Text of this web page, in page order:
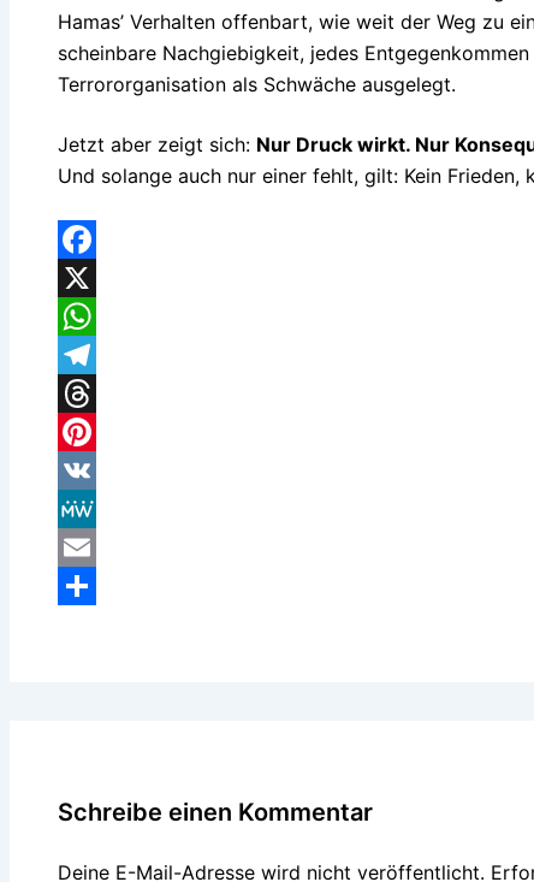
Hamas’ Verhalten offenbart, wie weit der Weg zu
scheinbare Nachgiebigkeit, jedes
Terrororganisation als Schwäche ausgelegt.
Jetzt aber zeigt sich: Nur Druck wirkt. Nur
Und solange auch nur einer fehlt, gilt: Kein Frieden,
Facebook
X
WhatsApp
Telegram
Threads
Pinterest
VK
MeWe
Email
Schreibe einen Kommentar
Deine E-Mail-Adresse wird nicht veröffentlicht.